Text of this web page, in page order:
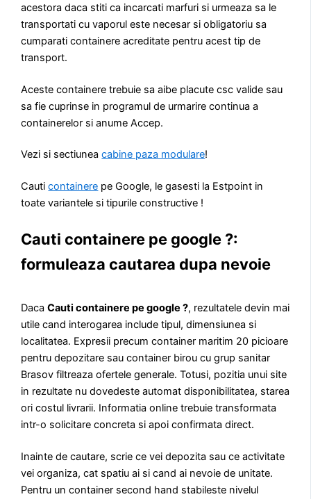
acestora daca stiti ca incarcati marfuri si urmeaza sa le
transportati cu vaporul este necesar si obligatoriu sa
cumparati containere acreditate pentru acest tip de
transport.
Aceste containere trebuie sa aibe placute csc valide sau
sa fie cuprinse in programul de urmarire continua a
containerelor si anume Accep.
Vezi si sectiuneacabine paza modulare!
Cauticontainere pe Google, le gasesti la Estpoint in
toate variantele si tipurile constructive !
Cauti containere pe google ?:
formuleaza cautarea dupa nevoie
DacaCauti containere pe google ?, rezultatele devin mai
utile cand interogarea include tipul, dimensiunea si
localitatea. Expresii precum container maritim 20 picioare
pentru depozitare sau container birou cu grup sanitar
Brasov filtreaza ofertele generale. Totusi, pozitia unui site
in rezultate nu dovedeste automat disponibilitatea, starea
ori costul livrarii. Informatia online trebuie transformata
intr-o solicitare concreta si apoi confirmata direct.
Inainte de cautare, scrie ce vei depozita sau ce activitate
vei organiza, cat spatiu ai si cand ai nevoie de unitate.
Pentru un container second hand stabileste nivelul